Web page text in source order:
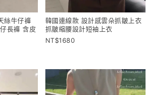
絲牛仔褲
長褲 含皮
韓國連線款 設計感雲朵抓皺上衣
抓皺縮腰設計短袖上衣
1680